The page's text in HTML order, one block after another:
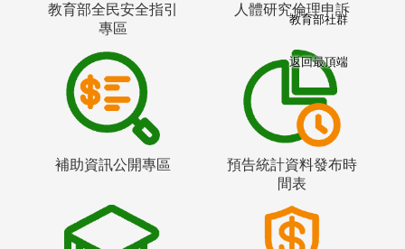
教育部全民安全指引
專區
人體研究倫理申訴
補助資訊公開專區
預告統計資料發布時
間表
教育部社群
返回最頂端